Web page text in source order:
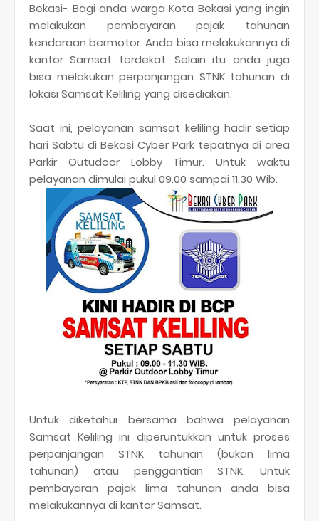
Bekasi- Bagi anda warga Kota Bekasi yang ingin
melakukan pembayaran pajak tahunan
kendaraan bermotor. Anda bisa melakukannya di
kantor Samsat terdekat. Selain itu anda juga
bisa melakukan perpanjangan STNK tahunan di
lokasi Samsat Keliling yang disediakan.
Saat ini, pelayanan samsat keliling hadir setiap
hari Sabtu di Bekasi Cyber Park tepatnya di area
Parkir Outudoor Lobby Timur. Untuk waktu
pelayanan dimulai pukul 09.00 sampai 11.30 Wib.
Untuk diketahui bersama bahwa pelayanan
Samsat Keliling ini diperuntukkan untuk proses
perpanjangan STNK tahunan (bukan lima
tahunan) atau penggantian STNK. Untuk
pembayaran pajak lima tahunan anda bisa
melakukannya di kantor Samsat.